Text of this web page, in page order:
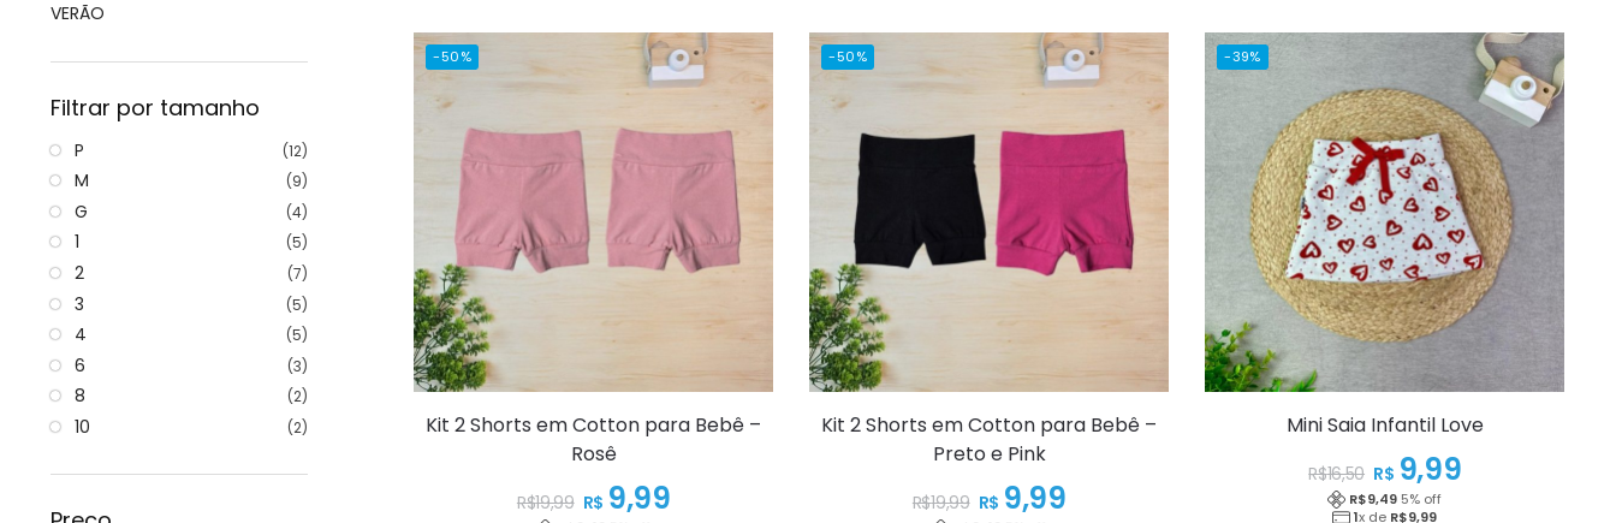
-50%
Kit 2 Shorts em Cotton para Bebê –
Rosê
R$19,99 R$ 9,99
-50%
Kit 2 Shorts em Cotton para Bebê –
Preto e Pink
R$19,99 R$ 9,99
-39%
Mini Saia Infantil Love
R$16,50 R$ 9,99
R$9,49 5% off
1x de R$9,99
VERÃO
Filtrar por tamanho
P (12)
M (9)
G (4)
1 (5)
2 (7)
3 (5)
4 (5)
6 (3)
8 (2)
10 (2)